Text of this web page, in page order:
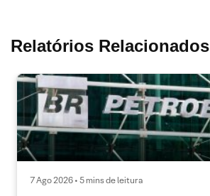
Relatórios Relacionados
7 Ago 2026 • 5 mins de leitura